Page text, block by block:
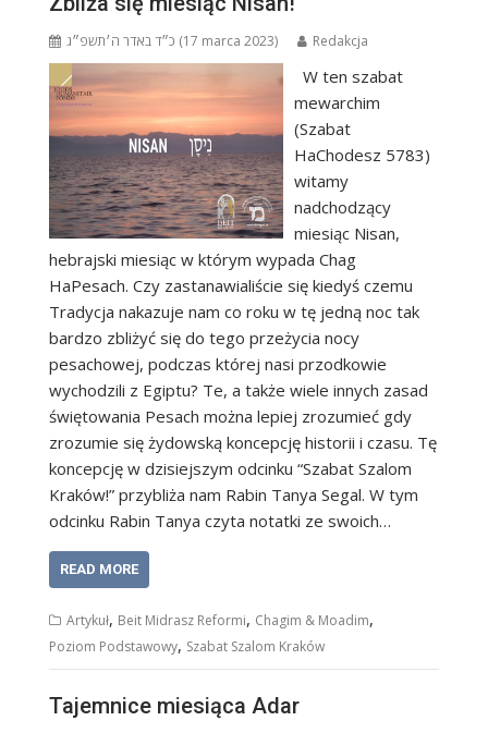
כ״ד באדר ה׳תשפ״ג (17 marca 2023) Redakcja
W ten szabat
mewarchim
(Szabat
HaChodesz 5783)
witamy
nadchodzący
miesiąc Nisan,
hebrajski miesiąc w którym wypada Chag
HaPesach. Czy zastanawialiście się kiedyś czemu
Tradycja nakazuje nam co roku w tę jedną noc tak
bardzo zbliżyć się do tego przeżycia nocy
pesachowej, podczas której nasi przodkowie
wychodzili z Egiptu? Te, a także wiele innych zasad
świętowania Pesach można lepiej zrozumieć gdy
zrozumie się żydowską koncepcję historii i czasu. Tę
koncepcję w dzisiejszym odcinku “Szabat Szalom
Kraków!” przybliża nam Rabin Tanya Segal. W tym
odcinku Rabin Tanya czyta notatki ze swoich…
READ MORE
Artykuł, Beit Midrasz Reformi, Chagim & Moadim,
Poziom Podstawowy, Szabat Szalom Kraków
Tajemnice miesiąca Adar